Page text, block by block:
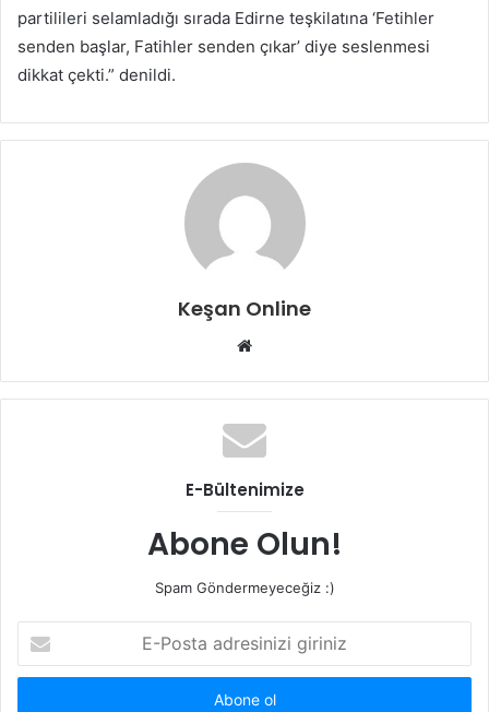
partilileri selamladığı sırada Edirne teşkilatına ‘Fetihler
senden başlar, Fatihler senden çıkar’ diye seslenmesi
dikkat çekti.” denildi.
Keşan Online
Web
E-Bültenimize
Abone Olun!
Spam Göndermeyeceğiz :)
Posta
adresinizi